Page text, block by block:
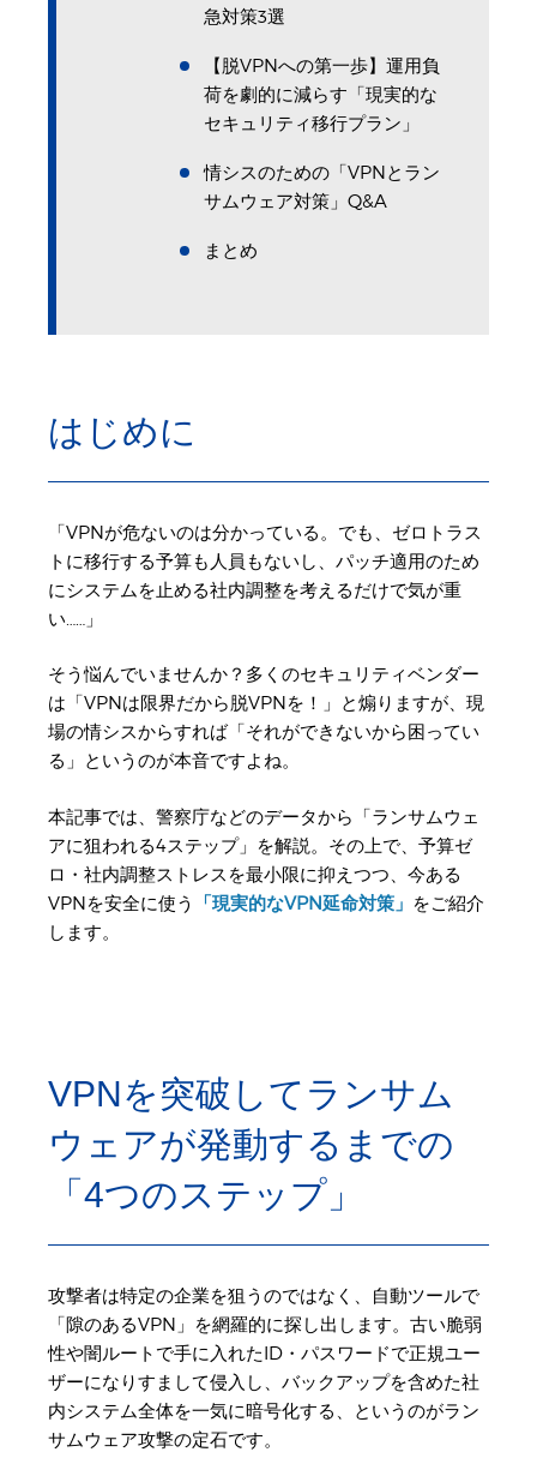
急対策3選
【脱VPNへの第一歩】運用負
荷を劇的に減らす「現実的な
セキュリティ移行プラン」
情シスのための「VPNとラン
サムウェア対策」Q&A
まとめ
はじめに
「VPNが危ないのは分かっている。でも、ゼロトラス
トに移行する予算も人員もないし、パッチ適用のため
にシステムを止める社内調整を考えるだけで気が重
い……」
そう悩んでいませんか？多くのセキュリティベンダー
は「VPNは限界だから脱VPNを！」と煽りますが、現
場の情シスからすれば「それができないから困ってい
る」というのが本音ですよね。
本記事では、警察庁などのデータから「ランサムウェ
アに狙われる4ステップ」を解説。その上で、予算ゼ
ロ・社内調整ストレスを最小限に抑えつつ、今ある
VPNを安全に使う
「現実的なVPN延命対策」 をご紹介
します。
VPNを突破してランサム
ウェアが発動するまでの
「4つのステップ」
攻撃者は特定の企業を狙うのではなく、自動ツールで
「隙のあるVPN」を網羅的に探し出します。古い脆弱
性や闇ルートで手に入れたID・パスワードで正規ユー
ザーになりすまして侵入し、バックアップを含めた社
内システム全体を一気に暗号化する、というのがラン
サムウェア攻撃の定石です。